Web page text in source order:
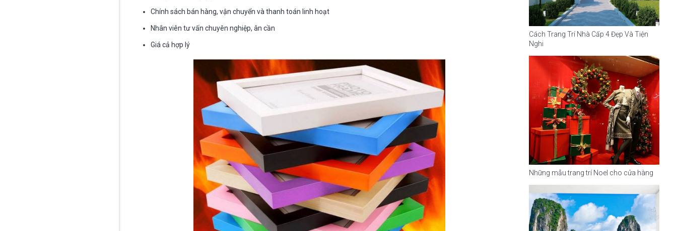
Chính sách bán hàng, vận chuyển và thanh toán linh hoạt
Nhân viên tư vấn chuyên nghiệp, ân cần
Giá cả hợp lý
Cách Trang Trí Nhà Cấp 4 Đẹp Và Tiện
Nghi
Những mẫu trang trí Noel cho cửa hàng